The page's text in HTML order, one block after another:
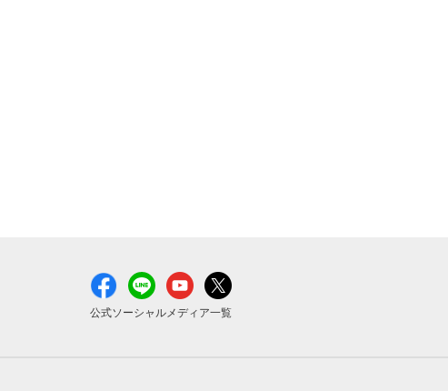
公式ソーシャルメディア一覧